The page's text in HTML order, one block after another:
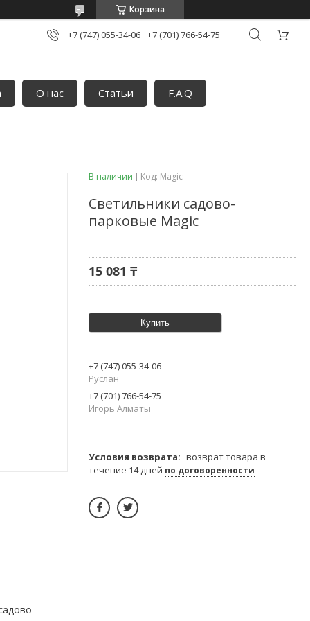
Корзина
+7 (747) 055-34-06 +7 (701) 766-54-75
О нас Статьи F.A.Q
В наличии Код: Magiс
Светильники садово-
парковые Magic
15 081 ₸
Купить
+7 (747) 055-34-06
Руслан
+7 (701) 766-54-75
Игорь Алматы
возврат товара в
течение 14 дней по договоренности